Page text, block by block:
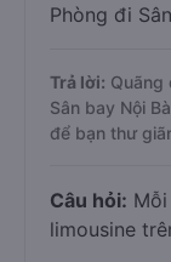
Phòng đi
Trả lời: Quãng
Sân bay Nội
để bạn thư
Câu hỏi:
limousine